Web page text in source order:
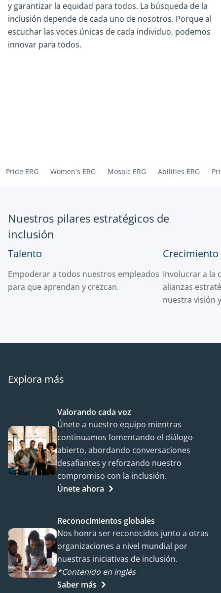
y garantizar la equidad para todos. La búsqueda de la
inclusión depende de cada uno de nosotros. Porque al
escuchar las voces únicas de cada individuo, podemos
innovar para todos.
Pride ERG Women's ERG Mosaic ERG Abilities ERG
Nuestros pilares estratégicos de
inclusión
Talento
Empoderar a todos nuestros empleados
para que aprendan y crezcan.
Crecimiento
Involucrar a la
alianzas
nuestra visión
Explora más
Valorando cada voz
Únete a nuestro equipo mientras
continuamos fomentando el diálogo
abierto, abordando conversaciones
desafiantes y reforzando nuestro
compromiso con la inclusión.
Únete ahora
Reconocimientos globales
Nos honra ser reconocidos junto a otras
organizaciones a nivel mundial por
nuestras iniciativas de inclusión.
*Contenido en inglés
Saber más